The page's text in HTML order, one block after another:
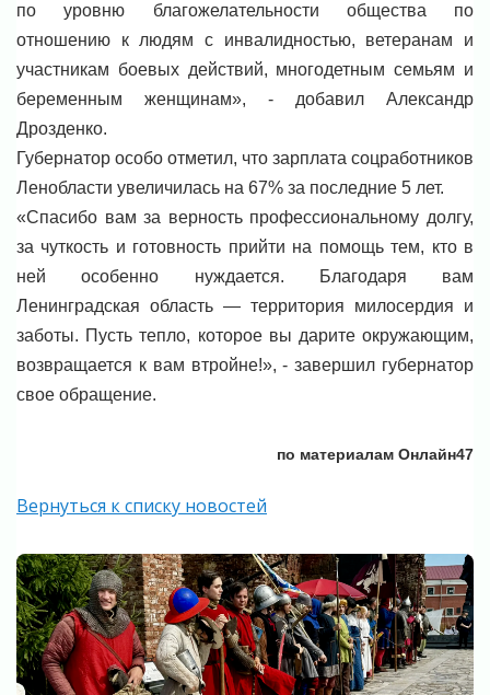
по уровню благожелательности общества по
отношению к людям с инвалидностью, ветеранам и
участникам боевых действий, многодетным семьям и
беременным женщинам», - добавил Александр
Дрозденко.
Губернатор особо отметил, что зарплата соцработников
Ленобласти увеличилась на 67% за последние 5 лет.
«Спасибо вам за верность профессиональному долгу,
за чуткость и готовность прийти на помощь тем, кто в
ней особенно нуждается. Благодаря вам
Ленинградская область — территория милосердия и
заботы. Пусть тепло, которое вы дарите окружающим,
возвращается к вам втройне!», - завершил губернатор
свое обращение.
по материалам Онлайн47
Вернуться к списку новостей